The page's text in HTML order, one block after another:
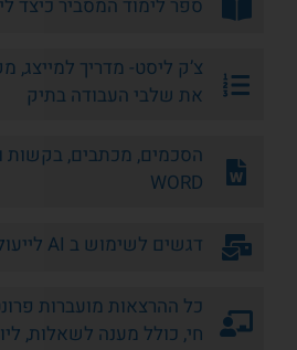
ספר לימוד המסביר כיצד
צ’ק ליסט- מדריך למייצג,
את שלבי העבודה בתיק
הסכמים, מכתבים, בקשות
WORD
דגשים לשימוש ב AI לייעול עבודת עו"ד
כל ההרצאות מועברות
חי, כולל מענה לשאלות,